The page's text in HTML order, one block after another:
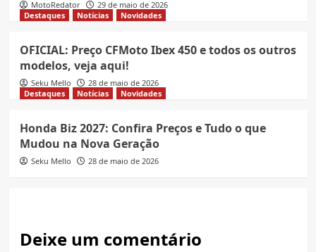
MotoRedator
29 de maio de 2026
Destaques
Notícias Novidades
OFICIAL: Preço CFMoto Ibex 450 e todos os outros
modelos, veja aqui!
Seku Mello
28 de maio de 2026
Destaques
Notícias Novidades
Honda Biz 2027: Confira Preços e Tudo o que
Mudou na Nova Geração
Seku Mello 28 de maio de 2026
Deixe um comentário